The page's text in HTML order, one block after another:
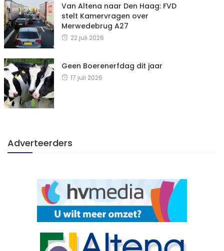
Van Altena naar Den Haag: FVD
stelt Kamervragen over
Merwedebrug A27
22 juli 2026
Geen Boerenerfdag dit jaar
17 juli 2026
Adverteerders